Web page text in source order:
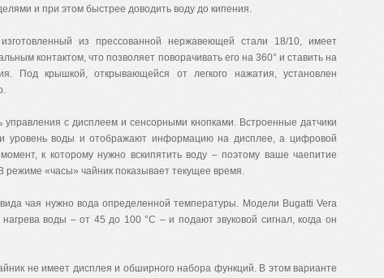
и при этом быстрее доводить воду до кипения.
из прессованной нержавеющей стали 18/10, имеет
контактом, что позволяет поворачивать его на 360° и ставить на
Под крышкой, открывающейся от легкого нажатия, установлен
управления с дисплеем и сенсорными кнопками. Встроенные датчики
уровень воды и отображают информацию на дисплее, а цифровой
к которому нужно вскипятить воду – поэтому ваше чаепитие
режиме «часы» чайник показывает текущее время.
вида чая нужно вода определенной температуры. Модели Bugatti Vera
воды – от 45 до 100 °С – и подают звуковой сигнал, когда он
не имеет дисплея и обширного набора функций. В этом варианте